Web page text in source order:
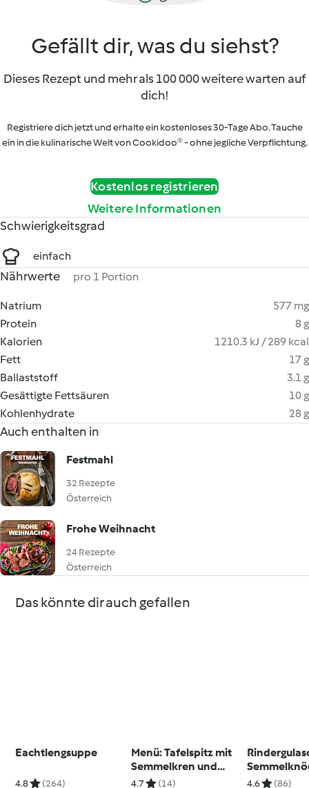
Gefällt dir, was du siehst?
Dieses Rezept und mehr als 100 000 weitere warten auf
dich!
Registriere dich jetzt und erhalte ein kostenloses 30-Tage Abo. Tauche
ein in die kulinarische Welt von Cookidoo® - ohne jegliche Verpflichtung.
Kostenlos registrieren
Weitere Informationen
Schwierigkeitsgrad
einfach
Nährwerte pro 1 Portion
Natrium
577 mg
Protein
8 g
Kalorien
1210.3 kJ / 289 kcal
Fett
17 g
Ballaststoff
3.1 g
Gesättigte Fettsäuren
10 g
Kohlenhydrate
28 g
Auch enthalten in
Festmahl
32 Rezepte
Österreich
Frohe Weihnacht
24 Rezepte
Österreich
Das könnte dir auch gefallen
Eachtlengsuppe
4.8 (264)
Menü: Tafelspitz mit
Semmelkren und
Schnittlauchsauce;
4.7 (14)
Rotkraut
4.6 (86)